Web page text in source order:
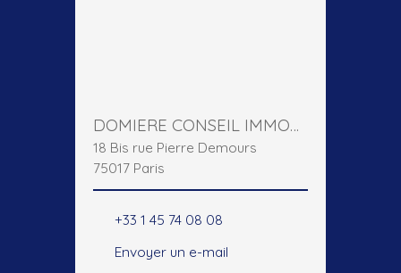
DOMIERE CONSEIL IMMOBILIER
18 Bis rue Pierre Demours
75017 Paris
+33 1 45 74 08 08
Envoyer un e-mail